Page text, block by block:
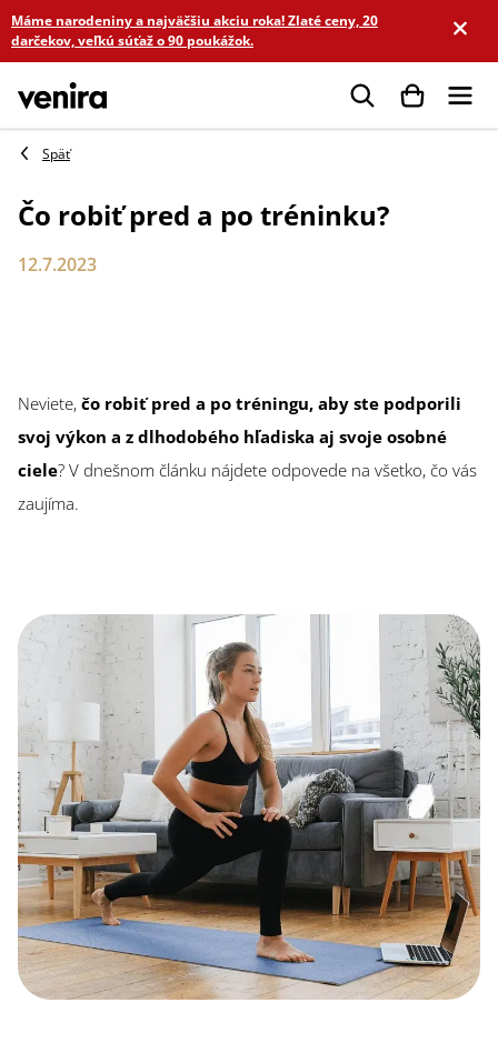
Prejsť
na
obsah
Máme narodeniny a najväčšiu akciu roka! Zlaté ceny, 20
darčekov, veľkú súťaž o 90 poukážok.
Hľadať
Čo robiť pred a po tréninku?
12.7.2023
Neviete, čo robiť pred a po tréningu, aby ste podporili
svoj výkon a z dlhodobého hľadiska aj svoje osobné
ciele? V dnešnom článku nájdete odpovede na všetko, čo vás
zaujíma.